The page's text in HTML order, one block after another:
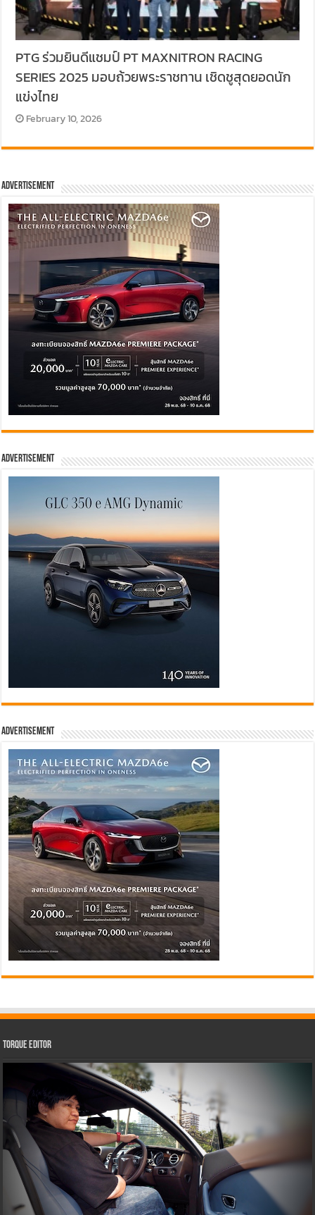
PTG ร่วมยินดีแชมป์ PT MAXNITRON RACING
SERIES 2025 มอบถ้วยพระราชทาน เชิดชูสุดยอดนัก
แข่งไทย
February 10, 2026
Advertisement
Advertisement
Advertisement
Torque Editor